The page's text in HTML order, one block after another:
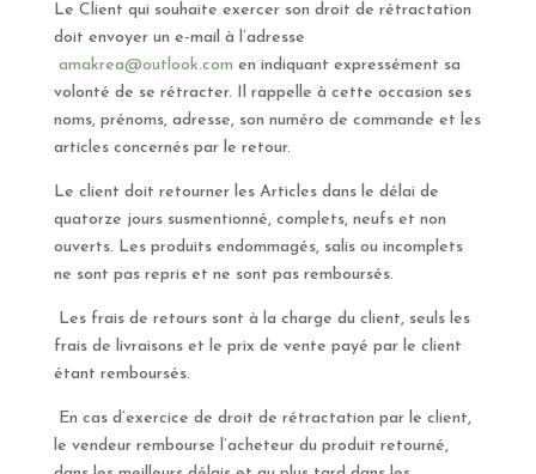
Le Client qui souhaite exercer son droit de rétractation
doit envoyer un e-mail à l’adresse
amakrea@outlook.com en indiquant expressément sa
volonté de se rétracter. Il rappelle à cette occasion ses
noms, prénoms, adresse, son numéro de commande et les
articles concernés par le retour.
Le client doit retourner les Articles dans le délai de
quatorze jours susmentionné, complets, neufs et non
ouverts. Les produits endommagés, salis ou incomplets
ne sont pas repris et ne sont pas remboursés.
Les frais de retours sont à la charge du client, seuls les
frais de livraisons et le prix de vente payé par le client
étant remboursés.
En cas d’exercice de droit de rétractation par le client,
le vendeur rembourse l’acheteur du produit retourné,